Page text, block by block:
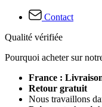
Contact
Qualité vérifiée
Pourquoi acheter sur
France :
Retour gratuit
Nous travaillons